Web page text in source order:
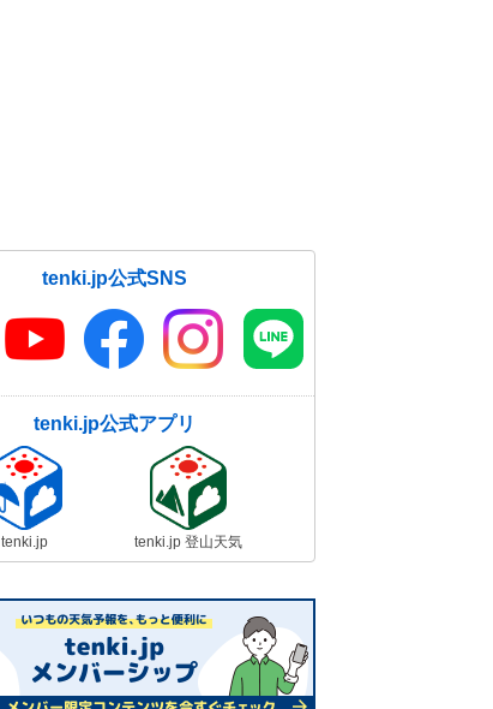
tenki.jp公式SNS
tenki.jp公式アプリ
tenki.jp tenki.jp 登山天気